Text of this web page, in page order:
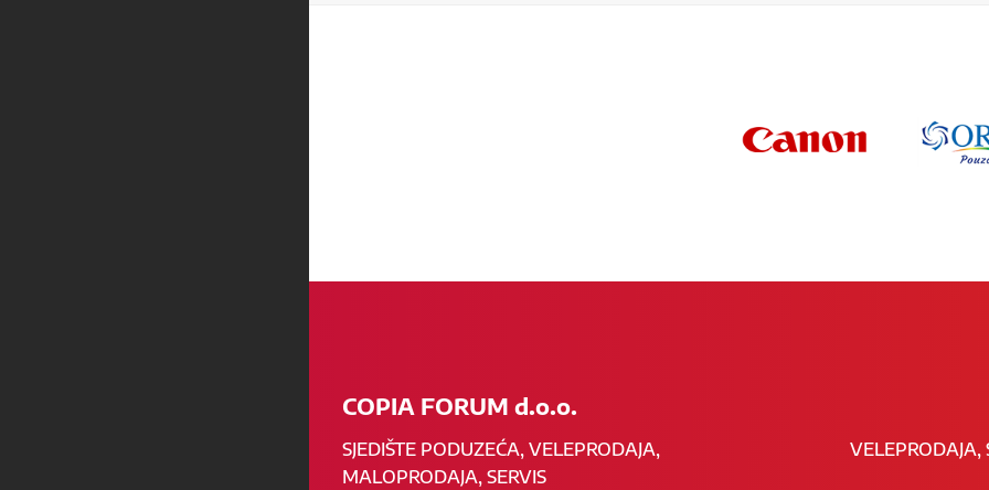
COPIA FORUM d.o.o.
SJEDIŠTE PODUZEĆA, VELEPRODAJA,
MALOPRODAJA, SERVIS
VELEPRODAJA,